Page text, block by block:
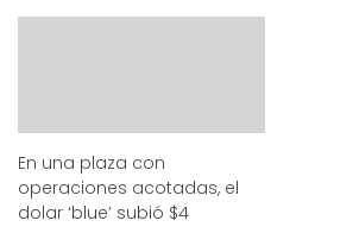
En una plaza con
operaciones acotadas, el
dolar ‘blue’ subió $4